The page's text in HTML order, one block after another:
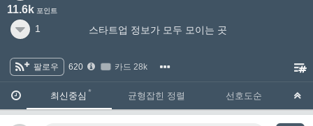
스타트업 정보가 모두 모이는 곳
11.6k 포인트
1
팔로우 620 카드 28k
최신중심 균형잡힌 정렬 선호도순